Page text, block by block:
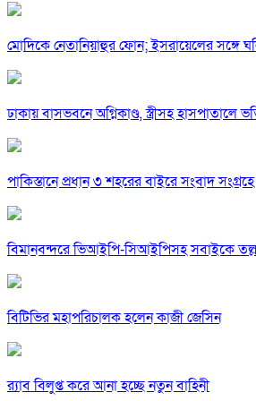
মোদিকে নেতানিয়াহুর ফোন; ইসরায়েলের সঙ্গে
ঢাকায় বাসভবনে অগ্নিকাণ্ড, স্ত্রীসহ হাসপাতালে
পাকিস্তানে প্রধান ৩ শহরের বাইরে সংবাদ
বিমানবন্দরে ভিআইপি-সিআইপিসহ সবাইকে
বিটিভির মহাপরিচালক হলেন কাজী জেসিন
র‍্যাব বিলুপ্ত করে আনা হচ্ছে নতুন বাহিনী